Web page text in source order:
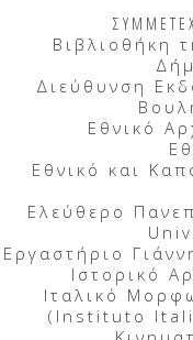
Βιβλιοθήκη
Διεύθυνση
Εθνικό
Εθνικό και
Ελεύθερο
Εργαστήριο
Ιστορικό
Ιταλικό
(Instituto